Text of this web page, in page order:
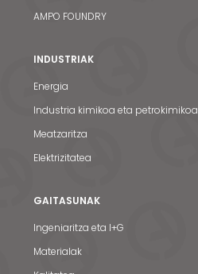
AMPO FOUNDRY
INDUSTRIAK
Energia
Industria kimikoa eta petrokimikoa
Meatzaritza
Elektrizitatea
GAITASUNAK
Ingeniaritza eta I+G
Materialak